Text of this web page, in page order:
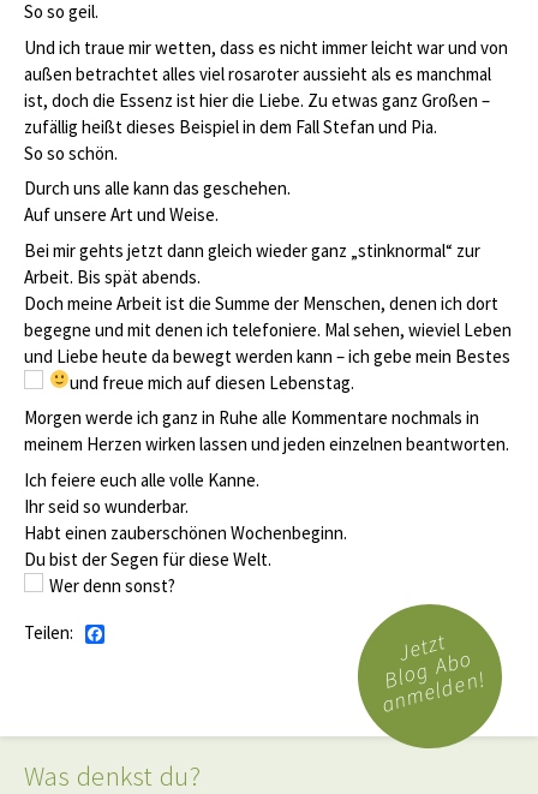
So so geil.
Und ich traue mir wetten, dass es nicht immer leicht war und von
außen betrachtet alles viel rosaroter aussieht als es manchmal
ist, doch die Essenz ist hier die Liebe. Zu etwas ganz Großen –
zufällig heißt dieses Beispiel in dem Fall Stefan und Pia.
So so schön.
Durch uns alle kann das geschehen.
Auf unsere Art und Weise.
Bei mir gehts jetzt dann gleich wieder ganz „stinknormal“ zur
Arbeit. Bis spät abends.
Doch meine Arbeit ist die Summe der Menschen, denen ich dort
begegne und mit denen ich telefoniere. Mal sehen, wieviel Leben
und Liebe heute da bewegt werden kann – ich gebe mein Bestes
und freue mich auf diesen Lebenstag.
Morgen werde ich ganz in Ruhe alle Kommentare nochmals in
meinem Herzen wirken lassen und jeden einzelnen beantworten.
Ich feiere euch alle volle Kanne.
Ihr seid so wunderbar.
Habt einen zauberschönen Wochenbeginn.
Du bist der Segen für diese Welt.
Wer denn sonst?
Teilen: Jetzt
Blog Abo
anmelden!
Was denkst du?